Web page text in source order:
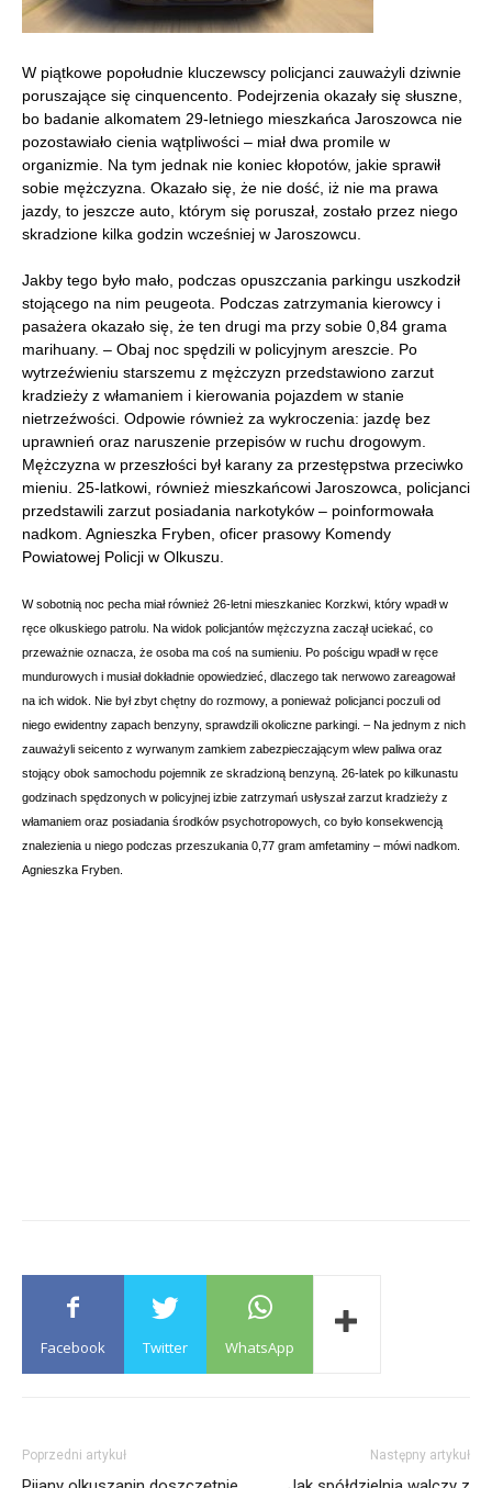
W piątkowe popołudnie kluczewscy policjanci zauważyli dziwnie
poruszające się cinquencento. Podejrzenia okazały się słuszne,
bo badanie alkomatem 29-letniego mieszkańca Jaroszowca nie
pozostawiało cienia wątpliwości – miał dwa promile w
organizmie. Na tym jednak nie koniec kłopotów, jakie sprawił
sobie mężczyzna. Okazało się, że nie dość, iż nie ma prawa
jazdy, to jeszcze auto, którym się poruszał, zostało przez niego
skradzione kilka godzin wcześniej w Jaroszowcu.
Jakby tego było mało, podczas opuszczania parkingu uszkodził
stojącego na nim peugeota. Podczas zatrzymania kierowcy i
pasażera okazało się, że ten drugi ma przy sobie 0,84 grama
marihuany. – Obaj noc spędzili w policyjnym areszcie. Po
wytrzeźwieniu starszemu z mężczyzn przedstawiono zarzut
kradzieży z włamaniem i kierowania pojazdem w stanie
nietrzeźwości. Odpowie również za wykroczenia: jazdę bez
uprawnień oraz naruszenie przepisów w ruchu drogowym.
Mężczyzna w przeszłości był karany za przestępstwa przeciwko
mieniu. 25-latkowi, również mieszkańcowi Jaroszowca, policjanci
przedstawili zarzut posiadania narkotyków – poinformowała
nadkom. Agnieszka Fryben, oficer prasowy Komendy
Powiatowej Policji w Olkuszu.
W sobotnią noc pecha miał również 26-letni mieszkaniec Korzkwi, który wpadł w
ręce olkuskiego patrolu. Na widok policjantów mężczyzna zaczął uciekać, co
przeważnie oznacza, że osoba ma coś na sumieniu. Po pościgu wpadł w ręce
mundurowych i musiał dokładnie opowiedzieć, dlaczego tak nerwowo zareagował
na ich widok. Nie był zbyt chętny do rozmowy, a ponieważ policjanci poczuli od
niego ewidentny zapach benzyny, sprawdzili okoliczne parkingi. – Na jednym z nich
zauważyli seicento z wyrwanym zamkiem zabezpieczającym wlew paliwa oraz
stojący obok samochodu pojemnik ze skradzioną benzyną. 26-latek po kilkunastu
godzinach spędzonych w policyjnej izbie zatrzymań usłyszał zarzut kradzieży z
włamaniem oraz posiadania środków psychotropowych, co było konsekwencją
znalezienia u niego podczas przeszukania 0,77 gram amfetaminy – mówi nadkom.
Agnieszka Fryben.
Facebook Twitter WhatsApp
Poprzedni artykuł Następny artykuł